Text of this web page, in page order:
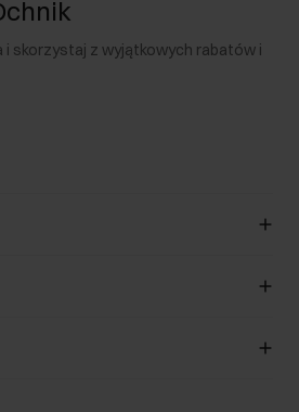
i skorzystaj z wyjątkowych rabatów i